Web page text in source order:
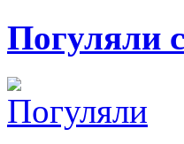
Погуляли